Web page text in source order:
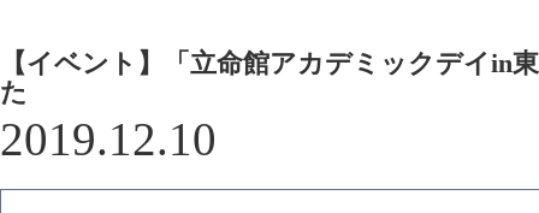
【イベント】「立命館アカデミックデイin
た
2019.12.10